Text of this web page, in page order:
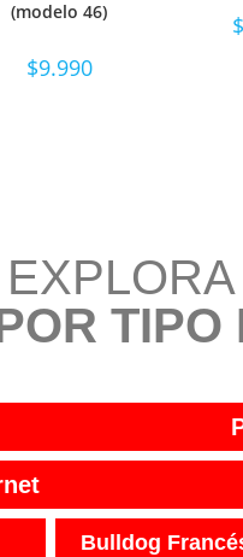
(modelo 46)
$9.990
$
TIPO
Bulldog